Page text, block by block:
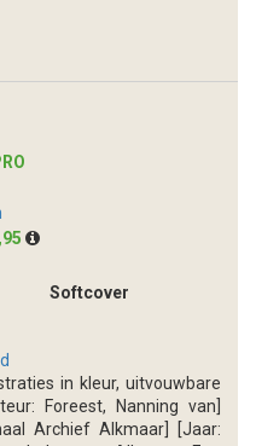
Softcover
in kleur, uitvouwbare
Foreest, Nanning van]
Archief Alkmaar] [Jaar: